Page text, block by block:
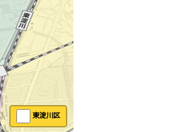
東淀川区